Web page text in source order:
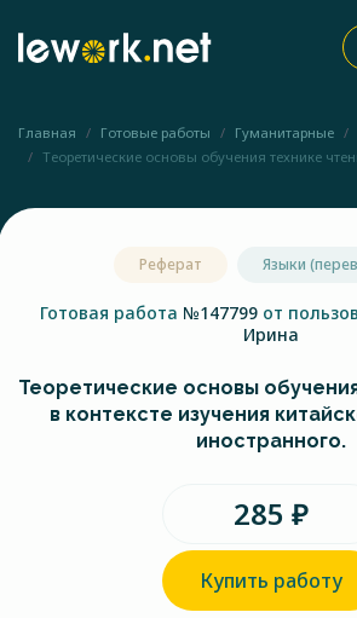
Главная Готовые работы Гуманитарные
Теоретические основы обучения технике
Реферат Языки
Готовая работа №147799 от
Ирина
Теоретические основы
в контексте изучения
иностранного.
285 ₽
Купить работу